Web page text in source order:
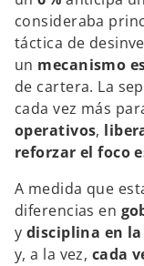
consideraba
táctica de
un mecanismo
de cartera. La
cada vez más
operativos,
reforzar el foco
A medida que
diferencias en
y disciplina en
y, a la vez, cada